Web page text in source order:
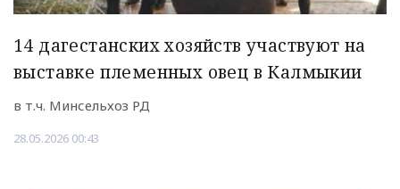
14 дагестанских хозяйств участвуют на
выставке племенных овец в Калмыкии
в т.ч. Минсельхоз РД
28.05.2026 00:43